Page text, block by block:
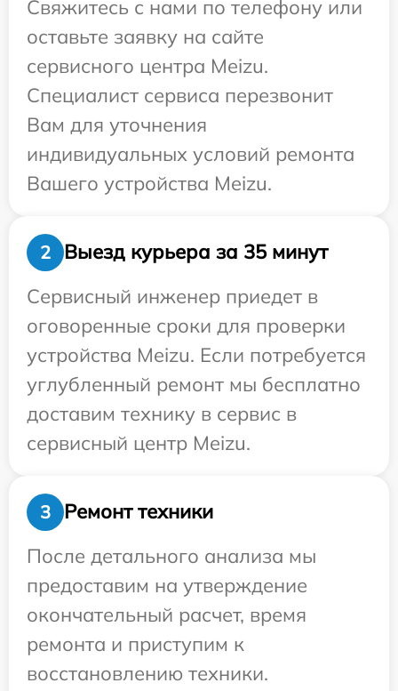
Свяжитесь с нами по телефону или
оставьте заявку на сайте
сервисного центра Meizu.
Специалист сервиса перезвонит
Вам для уточнения
индивидуальных условий ремонта
Вашего устройства Meizu.
2
Выезд курьера за 35 минут
Сервисный инженер приедет в
оговоренные сроки для проверки
устройства Meizu. Если потребуется
углубленный ремонт мы бесплатно
доставим технику в сервис в
сервисный центр Meizu.
3
Ремонт техники
После детального анализа мы
предоставим на утверждение
окончательный расчет, время
ремонта и приступим к
восстановлению техники.